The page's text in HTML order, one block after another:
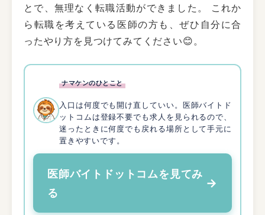
とで、無理なく転職活動ができました。 これか
ら転職を考えている医師の方も、ぜひ自分に合
ったやり方を見つけてみてください😊。
ナマケンのひとこと
入口は何度でも開け直していい。医師バイトド
ットコムは登録不要でも求人を見られるので、
迷ったときに何度でも戻れる場所として手元に
置きやすいです。
医師バイトドットコムを見てみ
る
→